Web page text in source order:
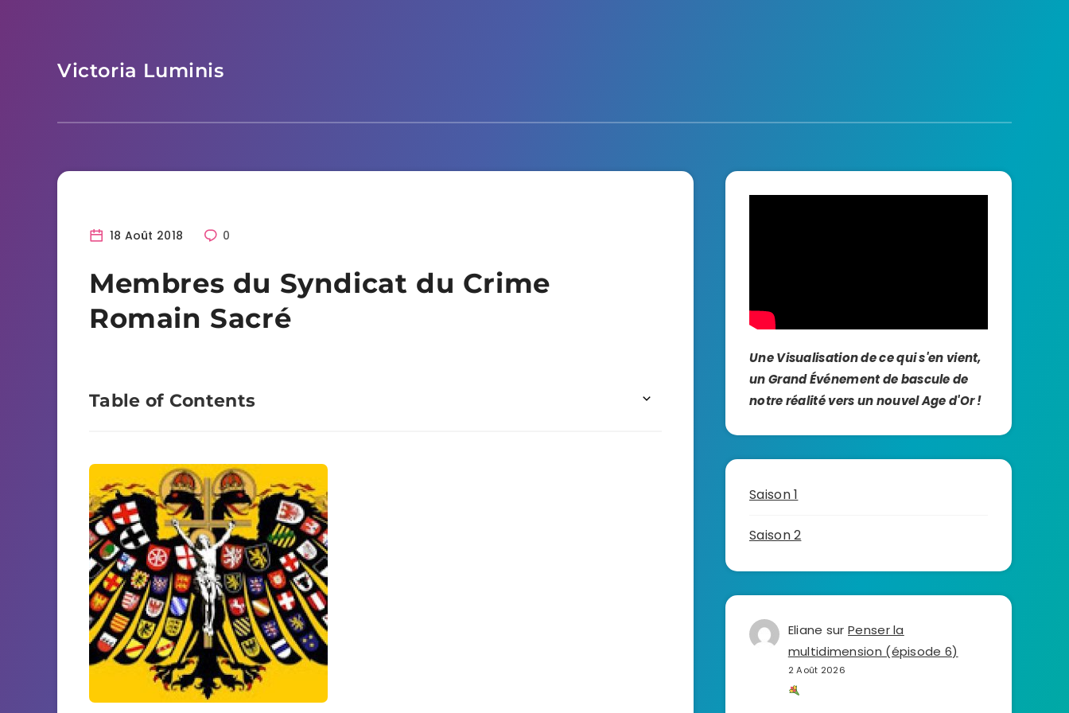
Victoria Luminis
18 Août 2018 0
Membres du Syndicat du Crime
Romain Sacré
Table of Contents
Une Visualisation de ce qui s'en vient,
un Grand Événement de bascule de
notre réalité vers un nouvel Age d'Or !
Saison 1
Saison 2
Eliane surPenser la
multidimension (épisode 6)
2 Août 2026